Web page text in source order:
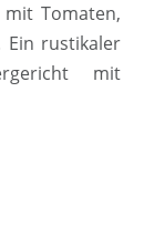
Tomaten,
Ein rustikaler
mit